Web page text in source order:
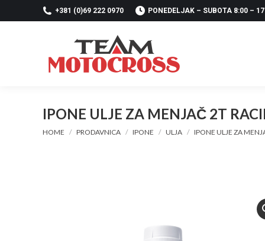
+381 (0)69 222 0970 PONEDELJAK – SUBOTA 8:00 –
IPONE ULJE ZA MENJAČ 2T
You are here:
HOME PRODAVNICA IPONE ULJA IPONE ULJE ZA